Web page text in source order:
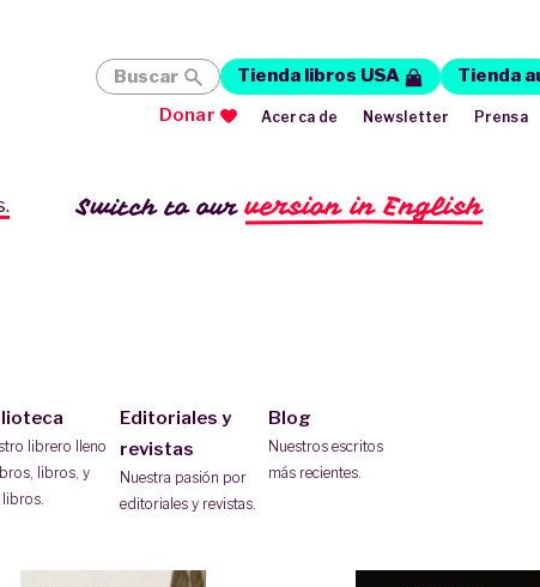
Switch to ourversion in English
librero lleno
libros, y
libros.
Editoriales y
revistas
Nuestra pasión por
editoriales y revistas.
Blog
Nuestros escritos
más recientes.
Buscar Tienda libros USA
Tienda
Donar
Acerca de Newsletter Prensa